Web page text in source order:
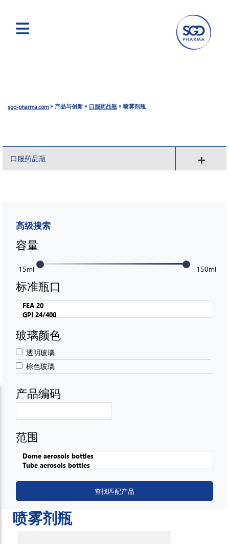
sgd-pharma.com» 产品与创新 » 口服药品瓶 » 喷雾剂瓶
口服药品瓶
高级搜索
15ml
容量
150ml
标准瓶口
玻璃颜色
透明玻璃
棕色玻璃
产品编码
范围
喷雾剂瓶